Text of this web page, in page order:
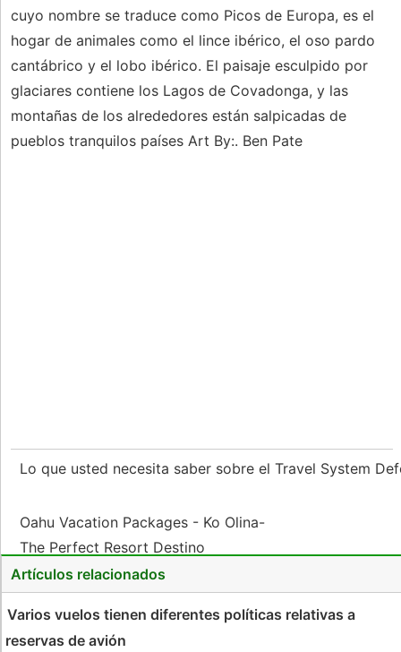
cuyo nombre se traduce como Picos de Europa, es el
hogar de animales como el lince ibérico, el oso pardo
cantábrico y el lobo ibérico. El paisaje esculpido por
glaciares contiene los Lagos de Covadonga, y las
montañas de los alrededores están salpicadas de
pueblos tranquilos países Art By:. Ben Pate
Lo que usted necesita saber sobre el Travel System
Oahu Vacation Packages - Ko Olina-
The Perfect Resort Destino
Artículos relacionados
Varios vuelos tienen diferentes políticas relativas a
reservas de avión